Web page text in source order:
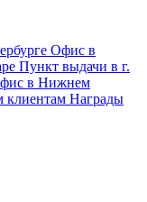
Офис в
Пункт выдачи в г.
в Нижнем
Награды